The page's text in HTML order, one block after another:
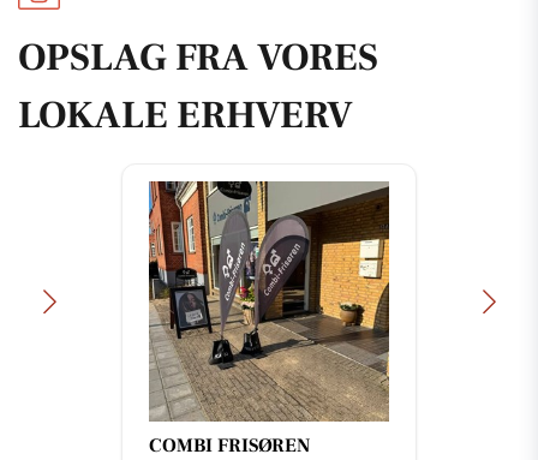
OPSLAG FRA VORES
LOKALE ERHVERV
Mejrup Kultur- og